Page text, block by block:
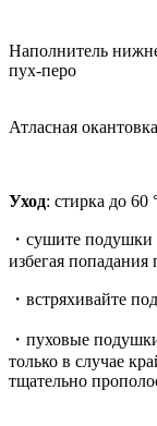
Наполнитель
пух-перо
Атласная окантовка
Уход: стирка до 60
・сушите подушки
избегая
・встряхивайте
・пуховые
только в случае
тщательно